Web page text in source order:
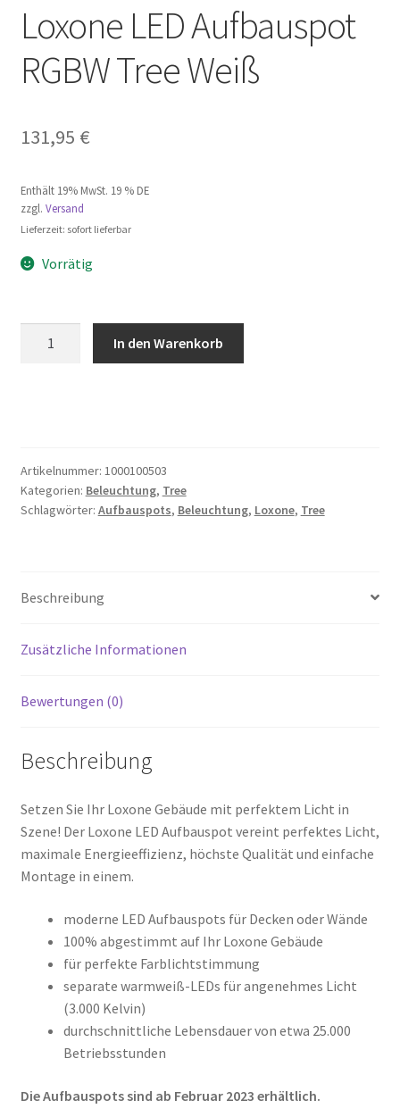
Loxone LED Aufbauspot
RGBW Tree Weiß
131,95 €
Enthält 19% MwSt. 19 % DE
zzgl. Versand
Lieferzeit: sofort lieferbar
Vorrätig
Menge
In den Warenkorb
Artikelnummer: 1000100503
Kategorien: Beleuchtung, Tree
Schlagwörter: Aufbauspots, Beleuchtung, Loxone, Tree
Beschreibung
Zusätzliche Informationen
Bewertungen (0)
Beschreibung
Setzen Sie Ihr Loxone Gebäude mit perfektem Licht in
Szene! Der Loxone LED Aufbauspot vereint perfektes Licht,
maximale Energieeffizienz, höchste Qualität und einfache
Montage in einem.
moderne LED Aufbauspots für Decken oder Wände
100% abgestimmt auf Ihr Loxone Gebäude
für perfekte Farblichtstimmung
separate warmweiß-LEDs für angenehmes Licht
(3.000 Kelvin)
durchschnittliche Lebensdauer von etwa 25.000
Betriebsstunden
Die Aufbauspots sind ab Februar 2023 erhältlich.